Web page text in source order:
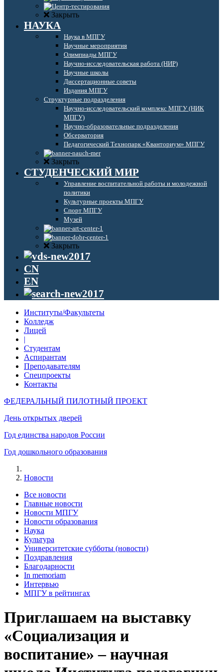
Закрыть
НАУКА
Наука в МПГУ
Научные мероприятия
Олимпиады МПГУ
Научно-исследовательская работа (НИР)
Научные школы
Диссертационные советы
Издания МПГУ
Структурные подразделения
Научно-исследовательский комплекс МПГУ (НИК
МПГУ)
Научно-образовательные подразделения
Обсерватория
Педагогический Технопарк «Кванториум» МПГУ
Закрыть
СТУДЕНЧЕСКИЙ МИР
Управление воспитательной работы и молодежной
политики
Культурные проекты МПГУ
Спорт МПГУ
Музей
Закрыть
CN
EN
Институты/Факультеты
Колледж
Лицей
|
Студентам
Аспирантам
Преподавателям
Спецпроекты
Контакты
ФЕДЕРАЛЬНЫЙ ПИЛОТНЫЙ ПРОЕКТ
День открытых дверей
Год единства народов России
Год дошкольного образования
Новости
Все новости
Главные новости
Новости МПГУ
Новости образования
Наука
Культура
Университетские субботы (новости)
Поздравления
Благодарности
In memoriam
Интервью
МПГУ в рейтингах
Приглашаем на выставку
«Социализация и
воспитание» – научная